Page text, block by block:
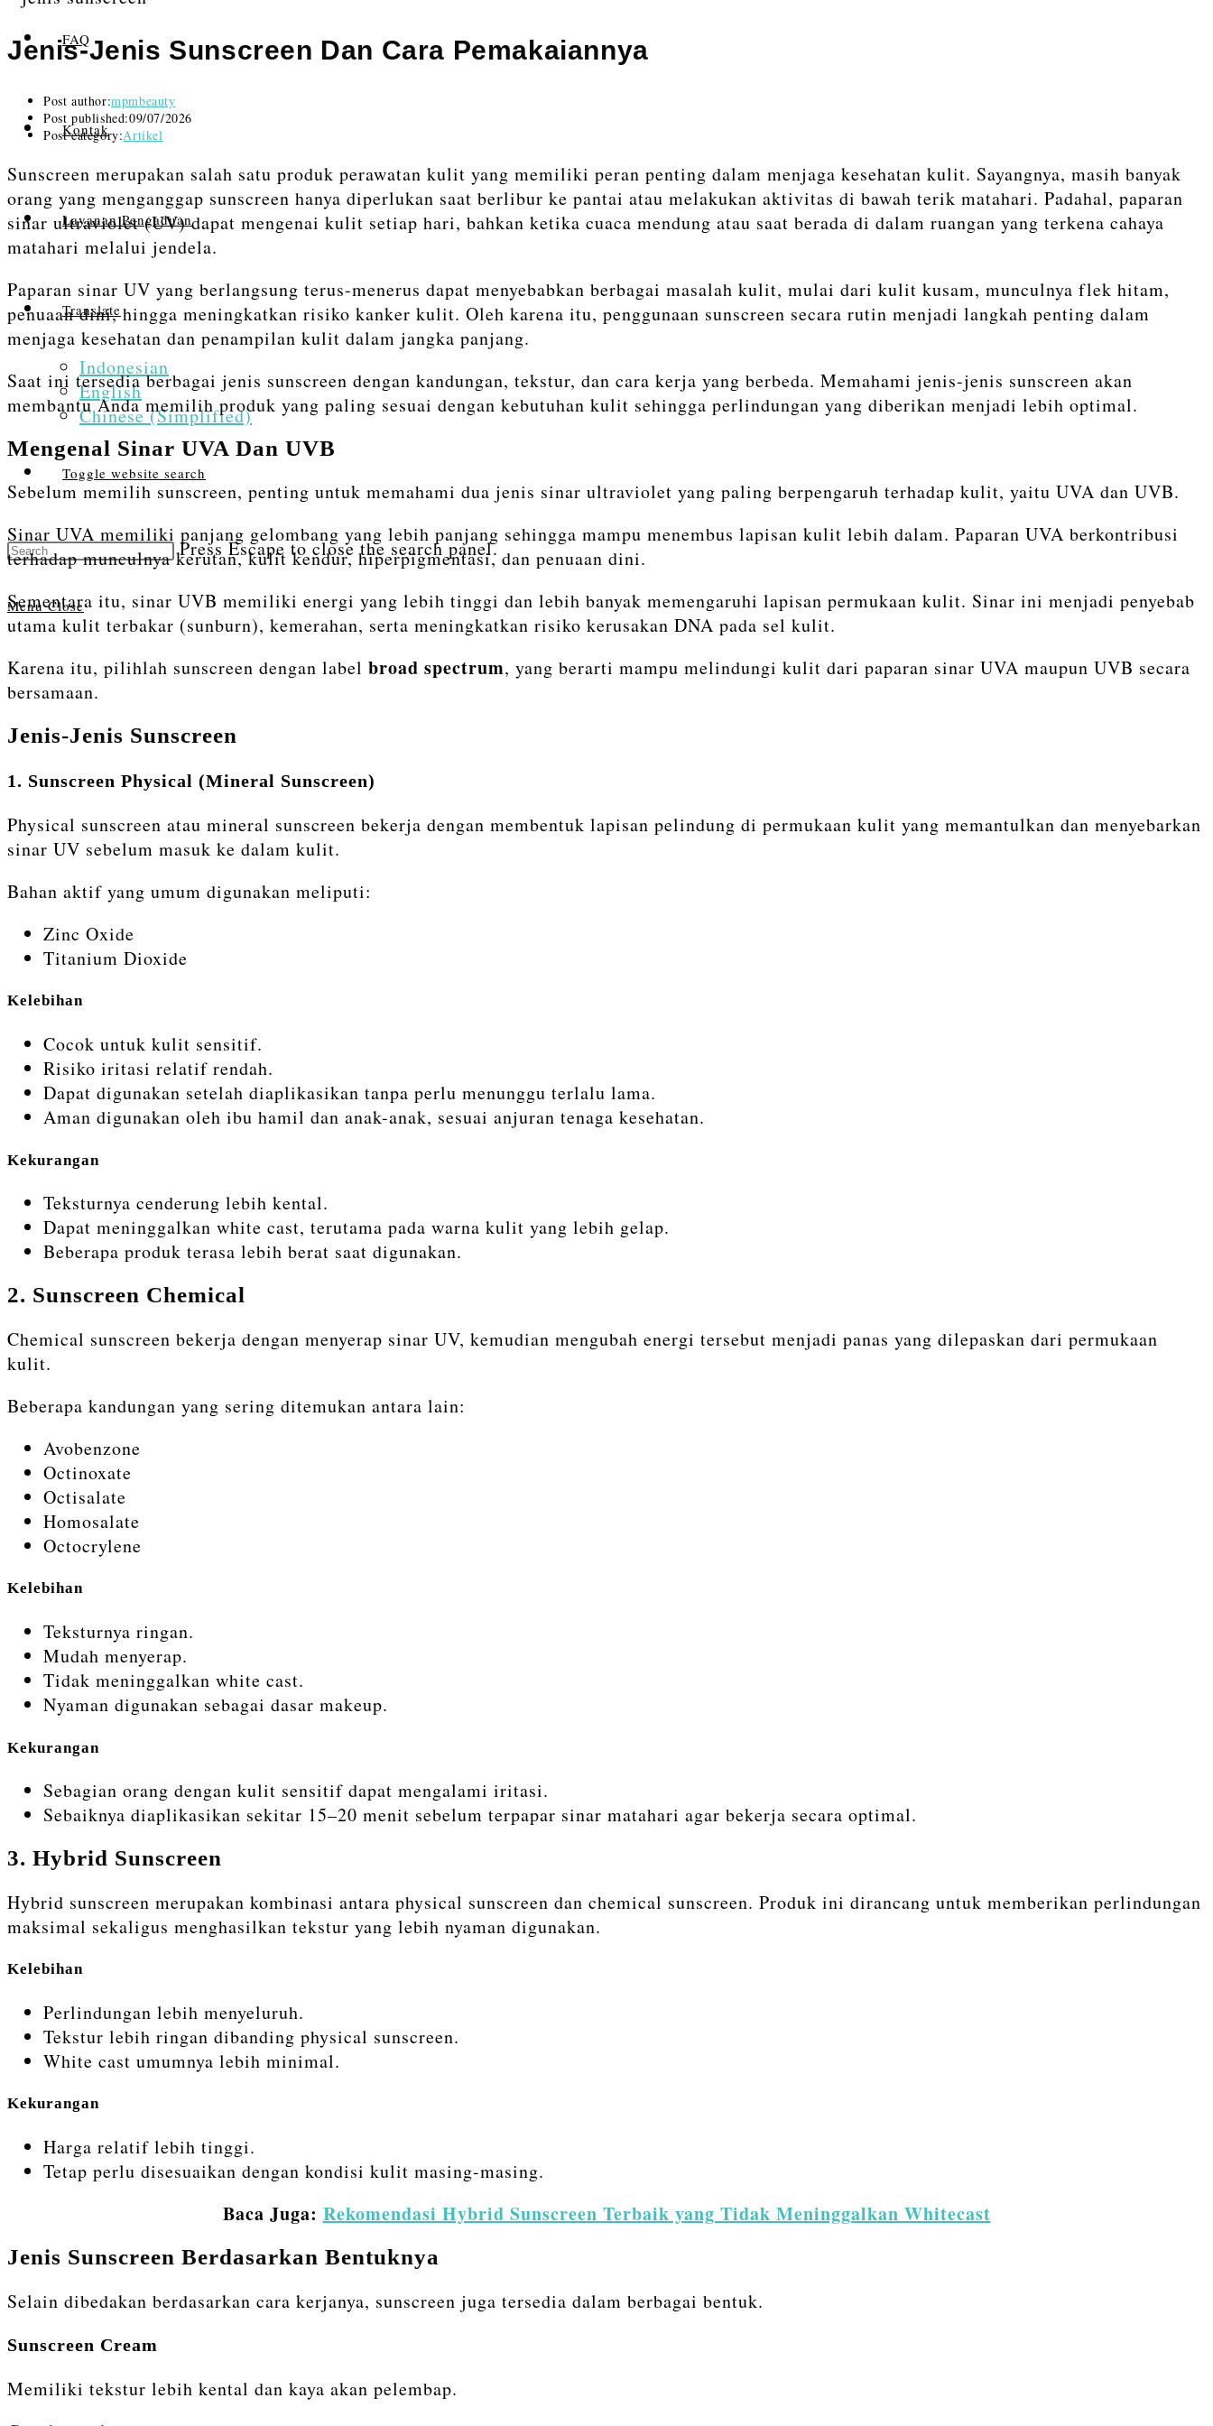
FAQ
Kontak
Layanan Pengaduan
Translate
Indonesian
English
Chinese (Simplified)
Toggle website search
Press Escape to close the search panel.
Menu Close
Jenis-Jenis Sunscreen Dan Cara Pemakaiannya
Post author:mpmbeauty
Post published:09/07/2026
Post category:Artikel
Sunscreen merupakan salah satu produk perawatan kulit yang memiliki peran penting dalam menjaga kesehatan kulit. Sayangnya, masih banyak
orang yang menganggap sunscreen hanya diperlukan saat berlibur ke pantai atau melakukan aktivitas di bawah terik matahari. Padahal, paparan
sinar ultraviolet (UV) dapat mengenai kulit setiap hari, bahkan ketika cuaca mendung atau saat berada di dalam ruangan yang terkena cahaya
matahari melalui jendela.
Paparan sinar UV yang berlangsung terus-menerus dapat menyebabkan berbagai masalah kulit, mulai dari kulit kusam, munculnya flek hitam,
penuaan dini, hingga meningkatkan risiko kanker kulit. Oleh karena itu, penggunaan sunscreen secara rutin menjadi langkah penting dalam
menjaga kesehatan dan penampilan kulit dalam jangka panjang.
Saat ini tersedia berbagai jenis sunscreen dengan kandungan, tekstur, dan cara kerja yang berbeda. Memahami jenis-jenis sunscreen akan
membantu Anda memilih produk yang paling sesuai dengan kebutuhan kulit sehingga perlindungan yang diberikan menjadi lebih optimal.
Mengenal Sinar UVA Dan UVB
Sebelum memilih sunscreen, penting untuk memahami dua jenis sinar ultraviolet yang paling berpengaruh terhadap kulit, yaitu UVA dan UVB.
Sinar UVA memiliki panjang gelombang yang lebih panjang sehingga mampu menembus lapisan kulit lebih dalam. Paparan UVA berkontribusi
terhadap munculnya kerutan, kulit kendur, hiperpigmentasi, dan penuaan dini.
Sementara itu, sinar UVB memiliki energi yang lebih tinggi dan lebih banyak memengaruhi lapisan permukaan kulit. Sinar ini menjadi penyebab
utama kulit terbakar (sunburn), kemerahan, serta meningkatkan risiko kerusakan DNA pada sel kulit.
Karena itu, pilihlah sunscreen dengan label broad spectrum, yang berarti mampu melindungi kulit dari paparan sinar UVA maupun UVB secara
bersamaan.
Jenis-Jenis Sunscreen
1. Sunscreen Physical (Mineral Sunscreen)
Physical sunscreen atau mineral sunscreen bekerja dengan membentuk lapisan pelindung di permukaan kulit yang memantulkan dan menyebarkan
sinar UV sebelum masuk ke dalam kulit.
Bahan aktif yang umum digunakan meliputi:
Zinc Oxide
Titanium Dioxide
Kelebihan
Cocok untuk kulit sensitif.
Risiko iritasi relatif rendah.
Dapat digunakan setelah diaplikasikan tanpa perlu menunggu terlalu lama.
Aman digunakan oleh ibu hamil dan anak-anak, sesuai anjuran tenaga kesehatan.
Kekurangan
Teksturnya cenderung lebih kental.
Dapat meninggalkan white cast, terutama pada warna kulit yang lebih gelap.
Beberapa produk terasa lebih berat saat digunakan.
2. Sunscreen Chemical
Chemical sunscreen bekerja dengan menyerap sinar UV, kemudian mengubah energi tersebut menjadi panas yang dilepaskan dari permukaan
kulit.
Beberapa kandungan yang sering ditemukan antara lain:
Avobenzone
Octinoxate
Octisalate
Homosalate
Octocrylene
Kelebihan
Teksturnya ringan.
Mudah menyerap.
Tidak meninggalkan white cast.
Nyaman digunakan sebagai dasar makeup.
Kekurangan
Sebagian orang dengan kulit sensitif dapat mengalami iritasi.
Sebaiknya diaplikasikan sekitar 15–20 menit sebelum terpapar sinar matahari agar bekerja secara optimal.
3. Hybrid Sunscreen
Hybrid sunscreen merupakan kombinasi antara physical sunscreen dan chemical sunscreen. Produk ini dirancang untuk memberikan perlindungan
maksimal sekaligus menghasilkan tekstur yang lebih nyaman digunakan.
Kelebihan
Perlindungan lebih menyeluruh.
Tekstur lebih ringan dibanding physical sunscreen.
White cast umumnya lebih minimal.
Kekurangan
Harga relatif lebih tinggi.
Tetap perlu disesuaikan dengan kondisi kulit masing-masing.
Baca Juga: Rekomendasi Hybrid Sunscreen Terbaik yang Tidak Meninggalkan Whitecast
Jenis Sunscreen Berdasarkan Bentuknya
Selain dibedakan berdasarkan cara kerjanya, sunscreen juga tersedia dalam berbagai bentuk.
Sunscreen Cream
Memiliki tekstur lebih kental dan kaya akan pelembap.